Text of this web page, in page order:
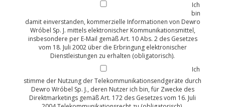
Ich
bin
damit einverstanden, kommerzielle Informationen von Dewro
Wróbel Sp. J. mittels elektronischer Kommunikationsmittel,
insbesondere per E-Mail gemäß Art. 10 Abs. 2 des Gesetzes
vom 18. Juli 2002 über die Erbringung elektronischer
Dienstleistungen zu erhalten (obligatorisch).
Ich
stimme der Nutzung der Telekommunikationsendgeräte durch
Dewro Wróbel Sp. J., deren Nutzer ich bin, für Zwecke des
Direktmarketings gemäß Art. 172 des Gesetzes vom 16. Juli